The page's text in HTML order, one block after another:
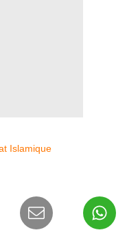
Islamique